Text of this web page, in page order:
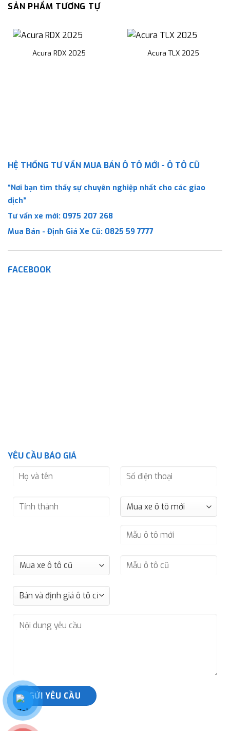
SẢN PHẨM TƯƠNG TỰ
Acura RDX 2025 Acura TLX 2025
HỆ THỐNG TƯ VẤN MUA BÁN Ô TÔ MỚI - Ô TÔ CŨ
“Nơi bạn tìm thấy sự chuyên nghiệp nhất cho các giao
dịch”
Tư vấn xe mới: 0975 207 268
Mua Bán - Định Giá Xe Cũ: 0825 59 7777
FACEBOOK
YÊU CẦU BÁO GIÁ